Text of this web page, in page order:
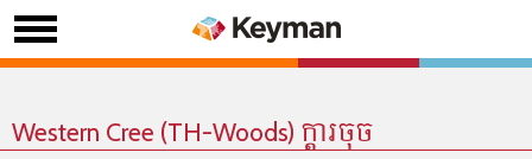
Western Cree (TH-Woods)​ ក្ដារចុច